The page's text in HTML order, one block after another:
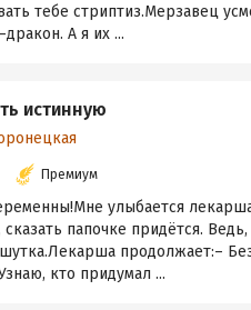
тебе стриптиз.Мерзавец
А я их ...
истинную
Премиум
улыбается
папочке придётся.
шутка.Лекарша продолжает:–
кто придумал ...